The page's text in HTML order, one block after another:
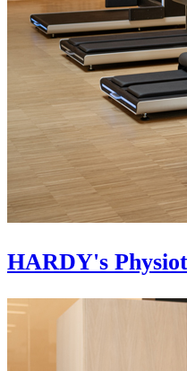
HARDY's